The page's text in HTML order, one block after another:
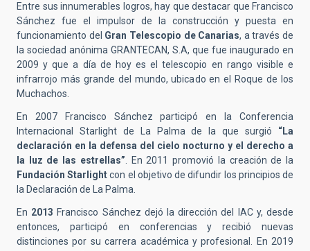
Entre sus innumerables logros, hay que destacar que Francisco
Sánchez fue el impulsor de la construcción y puesta en
funcionamiento del Gran Telescopio de Canarias, a través de
la sociedad anónima GRANTECAN, S.A, que fue inaugurado en
2009 y que a día de hoy es el telescopio en rango visible e
infrarrojo más grande del mundo, ubicado en el Roque de los
Muchachos.
En 2007 Francisco Sánchez participó en la Conferencia
Internacional Starlight de La Palma de la que surgió “La
declaración en la defensa del cielo nocturno y el derecho a
la luz de las estrellas”. En 2011 promovió la creación de la
Fundación Starlightcon el objetivo de difundir los principios de
la Declaración de La Palma.
En 2013 Francisco Sánchez dejó la dirección del IAC y, desde
entonces, participó en conferencias y recibió nuevas
distinciones por su carrera académica y profesional. En 2019